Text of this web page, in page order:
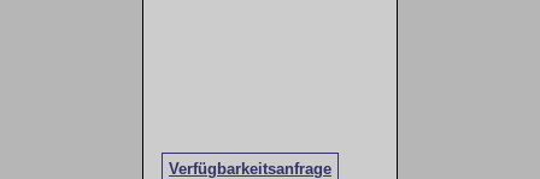
Verfügbarkeitsanfrage